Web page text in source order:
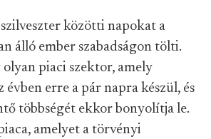
közötti napokat a
álló ember szabadságon tölti.
olyan piaci szektor, amely
évben erre a pár napra készül, és
többségét ekkor bonyolítja le.
amelyet a törvényi